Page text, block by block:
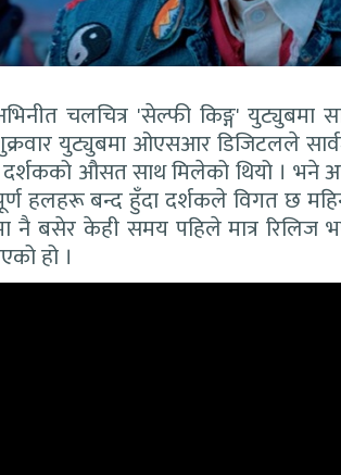
चलचित्र 'सेल्फी किङ्ग' युट्युबमा
युट्युबमा ओएसआर डिजिटलले
औसत साथ मिलेको थियो । भने
हलहरू बन्द हुँदा दर्शकले विगत छ
बसेर केही समय पहिले मात्र रिलिज
हो ।